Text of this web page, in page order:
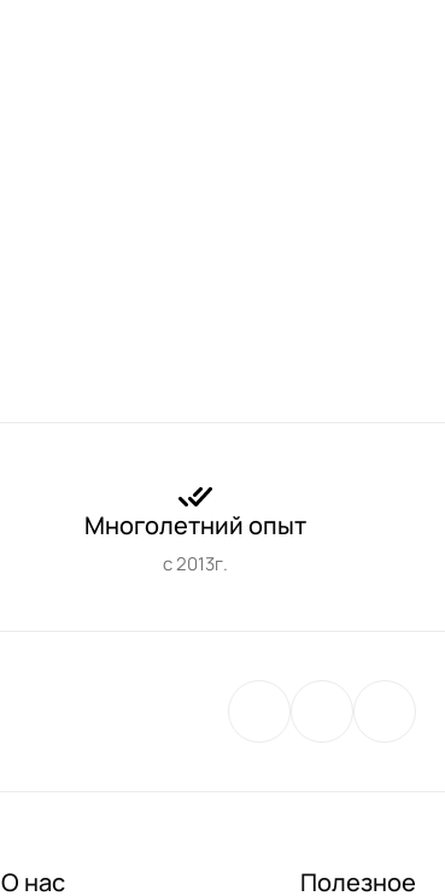
Многолетний опыт
с 2013г.
О нас Полезное